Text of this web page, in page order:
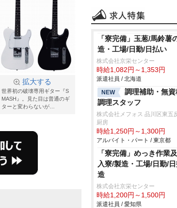
拡大する
世界初の破壊専用ギター『S
MASH』。見た目は普通のギ
ターと変わらないが…
「寮完備」玉葱/馬鈴薯
造・工場/日勤/日払い
株式会社京栄センター
時給1,082円～1,353円
派遣社員 / 北海道
NEW
調理補助・無
調理スタッフ
株式会社メフォス 品川区東五
厨房
時給1,250円～1,300円
アルバイト・パート / 東京都
「寮完備」めっき作業
入寮/製造・工場/日勤/
造
株式会社京栄センター
時給1,200円～1,500円
派遣社員 / 愛知県